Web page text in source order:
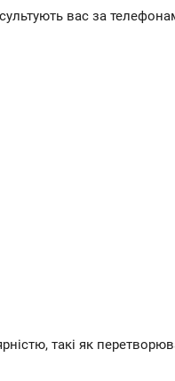
вас за
такі як